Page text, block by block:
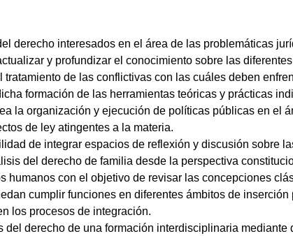
derecho interesados en el área de las problemáticas
y profundizar el conocimiento sobre las
tratamiento de las conflictivas con las cuáles deben
formación de las herramientas teóricas y prácticas
la organización y ejecución de políticas públicas en el
de ley atingentes a la materia.
de integrar espacios de reflexión y discusión sobre
del derecho de familia desde la perspectiva
humanos con el objetivo de revisar las concepciones
cumplir funciones en diferentes ámbitos de
los procesos de integración.
del derecho de una formación interdisciplinaria